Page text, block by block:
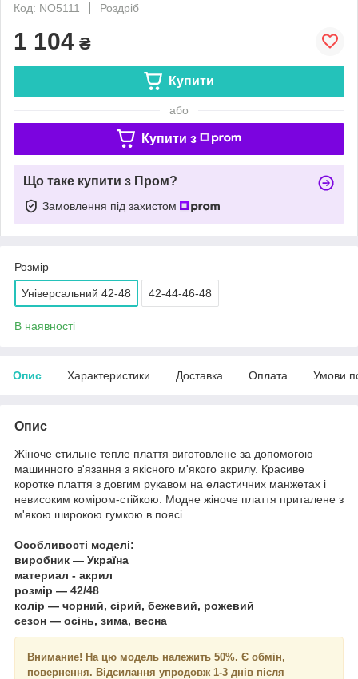
Код: NO5111
Роздріб
1 104 ₴
Купити
або
Купити з
Що таке купити з Пром?
Замовлення під захистом
Розмір
Універсальний 42-48 42-44-46-48
В наявності
Опис Характеристики Доставка Оплата Умови
Опис
Жіноче стильне тепле плаття виготовлене за допомогою
машинного в'язання з якісного м'якого акрилу. Красиве
коротке плаття з довгим рукавом на еластичних манжетах і
невисоким коміром-стійкою. Модне жіноче плаття приталене з
м'якою широкою гумкою в поясі.
Особливості моделі:
виробник — Україна
материал - акрил
розмір — 42/48
колір — чорний, сірий, бежевий, рожевий
сезон — осінь, зима, весна
Внимание! На цю модель належить 50%. Є обмін,
повернення. Відсилання упродовж 1-3 днів після